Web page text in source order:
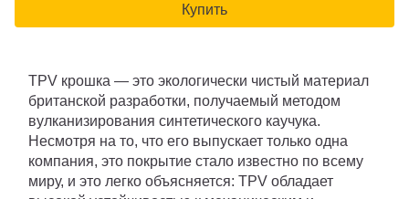
Купить
TPV крошка — это экологически чистый материал
британской разработки, получаемый методом
вулканизирования синтетического каучука.
Несмотря на то, что его выпускает только одна
компания, это покрытие стало известно по всему
миру, и это легко объясняется: TPV обладает